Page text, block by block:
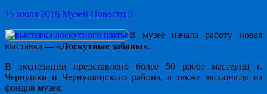
15 июля 2016 Музей Новости 0
В музее начала работу новая
выставка — «Лоскутные забавы».
В экспозиции представлено более 50 работ мастериц г.
Чернушки и Чернушинского района, а также экспонаты из
фондов музея.